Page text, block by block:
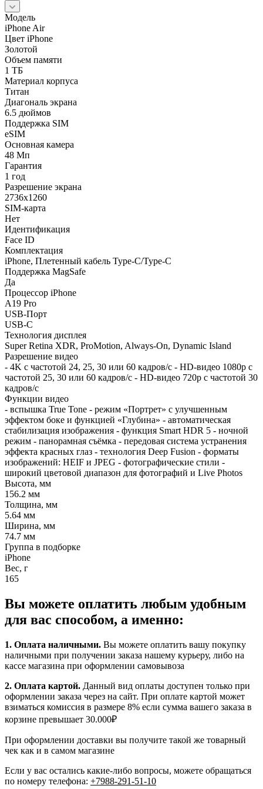
Модель
iPhone Air
Цвет iPhone
Золотой
Объем памяти
1 ТБ
Материал корпуса
Титан
Диагональ экрана
6.5 дюймов
Поддержка SIM
eSIM
Основная камера
48 Мп
Гарантия
1 год
Разрешение экрана
2736x1260
SIM-карта
Нет
Идентификация
Face ID
Комплектация
iPhone, Плетенный кабель Type-C/Type-C
Поддержка MagSafe
Да
Процессор iPhone
A19 Pro
USB-Порт
USB-C
Технология дисплея
Super Retina XDR, ProMotion, Always-On, Dynamic Island
Разрешение видео
- 4K с частотой 24, 25, 30 или 60 кадров/ с - HD-видео 1080p с
частотой 25, 30 или 60 кадров/ с - HD-видео 720p с частотой 30
кадров/ с
Функции видео
- вспышка True Tone - режим «Портрет» с улучшенным
эффектом боке и функцией «Глубина» - автоматическая
стабилизация изображения - функция Smart HDR 5 - ночной
режим - панорамная съёмка - передовая система устранения
эффекта красных глаз - технология Deep Fusion - форматы
изображений: HEIF и JPEG - фотографические стили -
широкий цветовой диапазон для фотографий и Live Photos
Высота, мм
156.2 мм
Толщина, мм
5.64 мм
Ширина, мм
74.7 мм
Группа в подборке
iPhone
Вес, г
165
Вы можете оплатить любым удобным
для вас способом, а именно:
1. Оплата наличными. Вы можете оплатить вашу покупку
наличными при получении заказа нашему курьеру, либо на
кассе магазина при оформлении самовывоза
2. Оплата картой. Данный вид оплаты доступен только при
оформлении заказа через на сайт. При оплате картой может
взиматься комиссия в размере 8% если сумма вашего заказа в
корзине превышает 30.000₽
При оформлении доставки вы получите такой же товарный
чек как и в самом магазине
Если у вас остались какие-либо вопросы, можете обращаться
по номеру телефона: +7988-291-51-10